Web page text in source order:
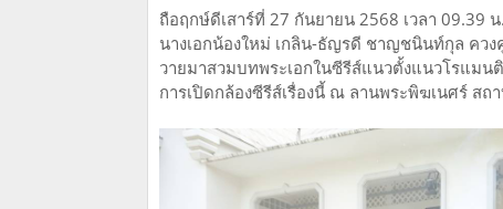
ถือฤกษ์ดีเสาร์ที่ 27 กันยายน 2568 เวลา 09.39
นางเอกน้องใหม่ เกลิน-ธัญรดี ชาญชนินท์กุล คว
วายมาสวมบทพระเอกในซีรีส์แนวตั้งแนวโรแมน
การเปิดกล้องซีรีส์เรื่องนี้ ณ ลานพระพิฆเนศร์